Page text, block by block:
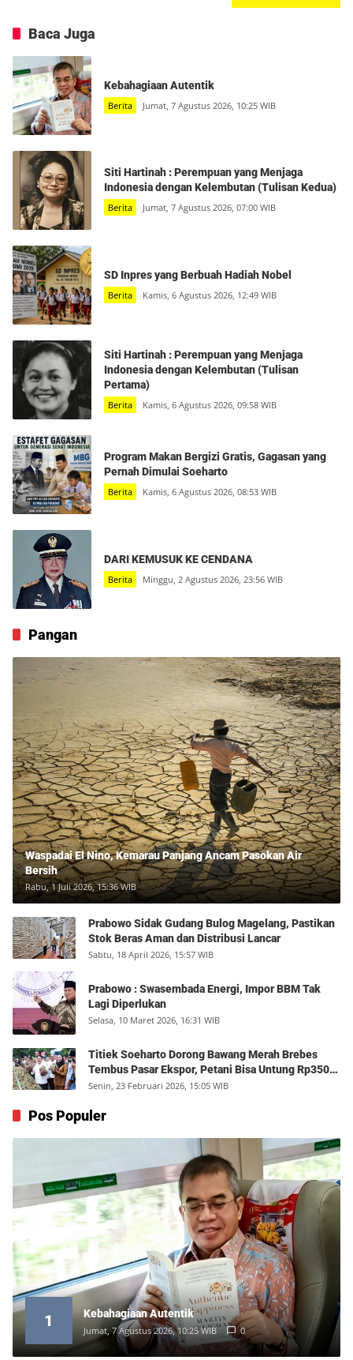
Baca Juga
Kebahagiaan Autentik
Berita Jumat, 7 Agustus 2026, 10:25 WIB
Siti Hartinah : Perempuan yang Menjaga
Indonesia dengan Kelembutan (Tulisan Kedua)
Berita Jumat, 7 Agustus 2026, 07:00 WIB
SD Inpres yang Berbuah Hadiah Nobel
Berita Kamis, 6 Agustus 2026, 12:49 WIB
Siti Hartinah : Perempuan yang Menjaga
Indonesia dengan Kelembutan (Tulisan
Pertama)
Berita Kamis, 6 Agustus 2026, 09:58 WIB
Program Makan Bergizi Gratis, Gagasan yang
Pernah Dimulai Soeharto
Berita Kamis, 6 Agustus 2026, 08:53 WIB
DARI KEMUSUK KE CENDANA
Berita Minggu, 2 Agustus 2026, 23:56 WIB
Pangan
Waspadai El Nino, Kemarau Panjang Ancam Pasokan Air
Bersih
Rabu, 1 Juli 2026, 15:36 WIB
Prabowo Sidak Gudang Bulog Magelang, Pastikan
Stok Beras Aman dan Distribusi Lancar
Sabtu, 18 April 2026, 15:57 WIB
Prabowo : Swasembada Energi, Impor BBM Tak
Lagi Diperlukan
Selasa, 10 Maret 2026, 16:31 WIB
Titiek Soeharto Dorong Bawang Merah Brebes
Tembus Pasar Ekspor, Petani Bisa Untung Rp350
Juta per Hektare
Senin, 23 Februari 2026, 15:05 WIB
Pos Populer
1 Kebahagiaan Autentik
Jumat, 7 Agustus 2026, 10:25 WIB 0